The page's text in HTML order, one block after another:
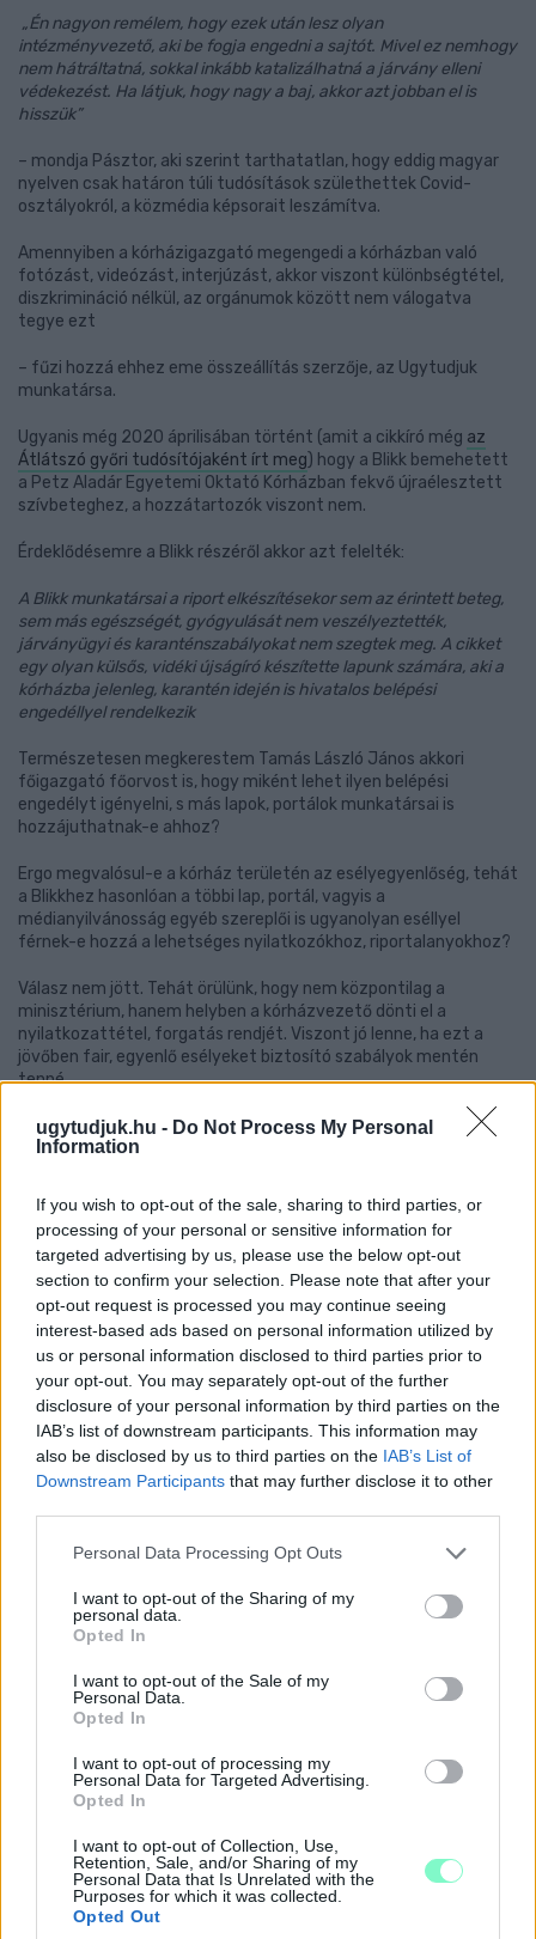
ugytudjuk.hu - Do Not Process My Personal
Information
If you wish to opt-out of the sale, sharing to third parties, or
processing of your personal or sensitive information for
targeted advertising by us, please use the below opt-out
section to confirm your selection. Please note that after your
opt-out request is processed you may continue seeing
interest-based ads based on personal information utilized by
us or personal information disclosed to third parties prior to
your opt-out. You may separately opt-out of the further
disclosure of your personal information by third parties on the
IAB’s list of downstream participants. This information may
also be disclosed by us to third parties on the IAB’s List of
Downstream Participants that may further disclose it to other
Please note that this website/app uses one or more Google
not limited to your visit or usage behaviour. You may click to
grant or deny consent to Google and its third-party tags to
use your data for below specified purposes in below Google
consent section.
Personal Data Processing Opt Outs
I want to opt-out of the Sharing of my
personal data.
Opted In
I want to opt-out of the Sale of my
Personal Data.
Opted In
I want to opt-out of processing my
Personal Data for Targeted Advertising.
Opted In
I want to opt-out of Collection, Use,
Retention, Sale, and/or Sharing of my
Personal Data that Is Unrelated with the
Purposes for which it was collected.
Opted Out
„Én nagyon remélem, hogy ezek után lesz olyan
intézményvezető, aki be fogja engedni a sajtót. Mivel ez nemhogy
nem hátráltatná, sokkal inkább katalizálhatná a járvány elleni
védekezést. Ha látjuk, hogy nagy a baj, akkor azt jobban el is
hisszük”
– mondja Pásztor, aki szerint tarthatatlan, hogy eddig magyar
nyelven csak határon túli tudósítások születhettek Covid-
osztályokról, a közmédia képsorait leszámítva.
Amennyiben a kórházigazgató megengedi a kórházban való
fotózást, videózást, interjúzást, akkor viszont különbségtétel,
diszkrimináció nélkül, az orgánumok között nem válogatva
tegye ezt
– fűzi hozzá ehhez eme összeállítás szerzője, az Ugytudjuk
munkatársa.
Ugyanis még 2020 áprilisában történt (amit a cikkíró még az
Átlátszó győri tudósítójaként írt meg) hogy a Blikk bemehetett
a Petz Aladár Egyetemi Oktató Kórházban fekvő újraélesztett
szívbeteghez, a hozzátartozók viszont nem.
Érdeklődésemre a Blikk részéről akkor azt felelték:
A Blikk munkatársai a riport elkészítésekor sem az érintett beteg,
sem más egészségét, gyógyulását nem veszélyeztették,
járványügyi és karanténszabályokat nem szegtek meg. A cikket
egy olyan külsős, vidéki újságíró készítette lapunk számára, aki a
kórházba jelenleg, karantén idején is hivatalos belépési
engedéllyel rendelkezik
Természetesen megkerestem Tamás László János akkori
főigazgató főorvost is, hogy miként lehet ilyen belépési
engedélyt igényelni, s más lapok, portálok munkatársai is
hozzájuthatnak-e ahhoz?
Ergo megvalósul-e a kórház területén az esélyegyenlőség, tehát
a Blikkhez hasonlóan a többi lap, portál, vagyis a
médianyilvánosság egyéb szereplői is ugyanolyan eséllyel
férnek-e hozzá a lehetséges nyilatkozókhoz, riportalanyokhoz?
Válasz nem jött. Tehát örülünk, hogy nem központilag a
minisztérium, hanem helyben a kórházvezető dönti el a
nyilatkozattétel, forgatás rendjét. Viszont jó lenne, ha ezt a
jövőben fair, egyenlő esélyeket biztosító szabályok mentén
tenné.
Címlapkép:MTI/Kovács Tamás
Telex ítélet Kúria sajtószabadság
SZÓLJ HOZZÁ!